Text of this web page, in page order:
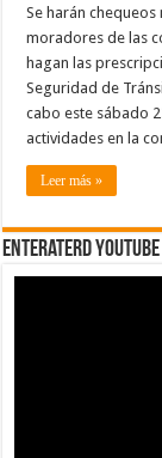
Se harán
moradores de las
hagan las
Seguridad de
cabo este sábado
actividades en la
Leer más »
EnterateRD YOUTUBE